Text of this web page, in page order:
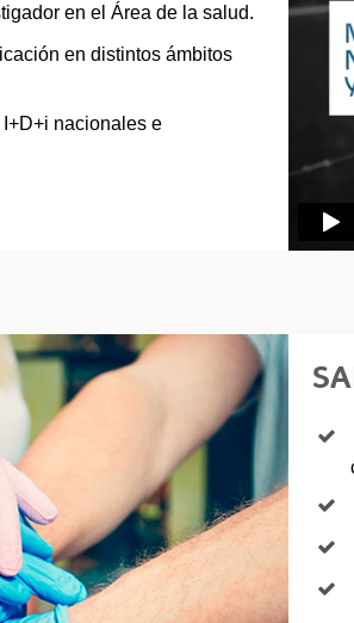
en el Área de la salud.
en distintos ámbitos
nacionales e